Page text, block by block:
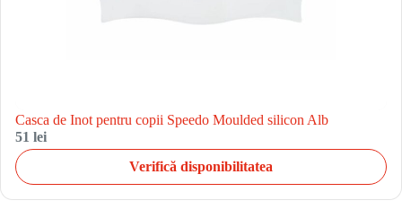
Casca de Inot pentru copii Speedo Moulded silicon Alb
51 lei
Verifică disponibilitatea